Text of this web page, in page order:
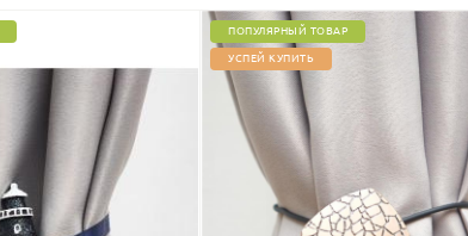
ПОПУЛЯРНЫЙ ТОВАР
УСПЕЙ КУПИТЬ